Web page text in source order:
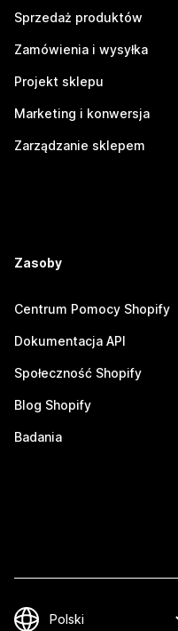
Sprzedaż produktów
Zamówienia i wysyłka
Projekt sklepu
Marketing i konwersja
Zarządzanie sklepem
Zasoby
Centrum Pomocy Shopify
Dokumentacja API
Społeczność Shopify
Blog Shopify
Badania